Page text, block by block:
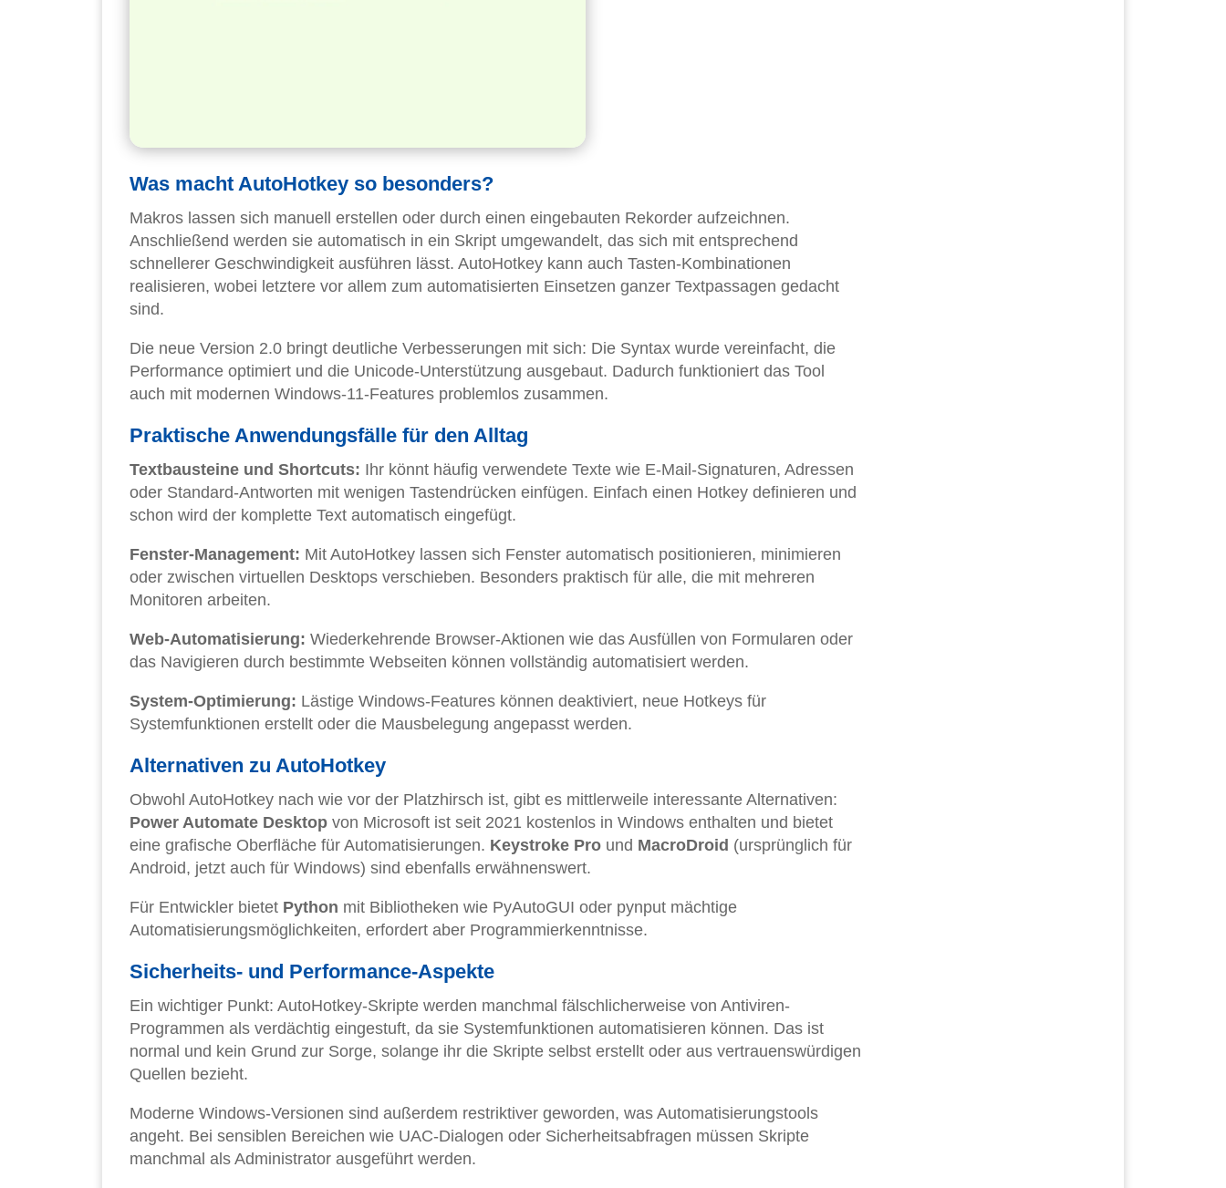
Was macht AutoHotkey so besonders?
Makros lassen sich manuell erstellen oder durch einen eingebauten Rekorder aufzeichnen.
Anschließend werden sie automatisch in ein Skript umgewandelt, das sich mit entsprechend
schnellerer Geschwindigkeit ausführen lässt. AutoHotkey kann auch Tasten-Kombinationen
realisieren, wobei letztere vor allem zum automatisierten Einsetzen ganzer Textpassagen gedacht
sind.
Die neue Version 2.0 bringt deutliche Verbesserungen mit sich: Die Syntax wurde vereinfacht, die
Performance optimiert und die Unicode-Unterstützung ausgebaut. Dadurch funktioniert das Tool
auch mit modernen Windows-11-Features problemlos zusammen.
Praktische Anwendungsfälle für den Alltag
Textbausteine und Shortcuts: Ihr könnt häufig verwendete Texte wie E-Mail-Signaturen, Adressen
oder Standard-Antworten mit wenigen Tastendrücken einfügen. Einfach einen Hotkey definieren und
schon wird der komplette Text automatisch eingefügt.
Fenster-Management: Mit AutoHotkey lassen sich Fenster automatisch positionieren, minimieren
oder zwischen virtuellen Desktops verschieben. Besonders praktisch für alle, die mit mehreren
Monitoren arbeiten.
Web-Automatisierung: Wiederkehrende Browser-Aktionen wie das Ausfüllen von Formularen oder
das Navigieren durch bestimmte Webseiten können vollständig automatisiert werden.
System-Optimierung: Lästige Windows-Features können deaktiviert, neue Hotkeys für
Systemfunktionen erstellt oder die Mausbelegung angepasst werden.
Alternativen zu AutoHotkey
Obwohl AutoHotkey nach wie vor der Platzhirsch ist, gibt es mittlerweile interessante Alternativen:
Power Automate Desktop von Microsoft ist seit 2021 kostenlos in Windows enthalten und bietet
eine grafische Oberfläche für Automatisierungen. Keystroke Pro und MacroDroid (ursprünglich für
Android, jetzt auch für Windows) sind ebenfalls erwähnenswert.
Für Entwickler bietet Python mit Bibliotheken wie PyAutoGUI oder pynput mächtige
Automatisierungsmöglichkeiten, erfordert aber Programmierkenntnisse.
Sicherheits- und Performance-Aspekte
Ein wichtiger Punkt: AutoHotkey-Skripte werden manchmal fälschlicherweise von Antiviren-
Programmen als verdächtig eingestuft, da sie Systemfunktionen automatisieren können. Das ist
normal und kein Grund zur Sorge, solange ihr die Skripte selbst erstellt oder aus vertrauenswürdigen
Quellen bezieht.
Moderne Windows-Versionen sind außerdem restriktiver geworden, was Automatisierungstools
angeht. Bei sensiblen Bereichen wie UAC-Dialogen oder Sicherheitsabfragen müssen Skripte
manchmal als Administrator ausgeführt werden.